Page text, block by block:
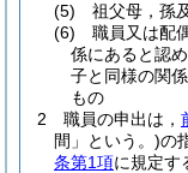
(5)
祖父母，孫
(6)
職員又は配
係にあると認
子と同様の関
もの
2
職員の申出は，
間」という。)の
条第1項に規定す